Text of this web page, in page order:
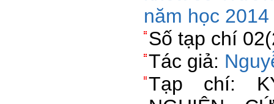
năm học
Số tạp chí
Tác giả:
Tạp chí: